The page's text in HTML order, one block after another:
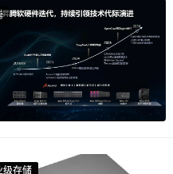
息技术时代的来临和新技术
传统IT培训机构已经渐渐跟
终坚持认为，庞大的人才缺
教育，匠心做产品;用更高质
级存储
级存储
级存储
级存储